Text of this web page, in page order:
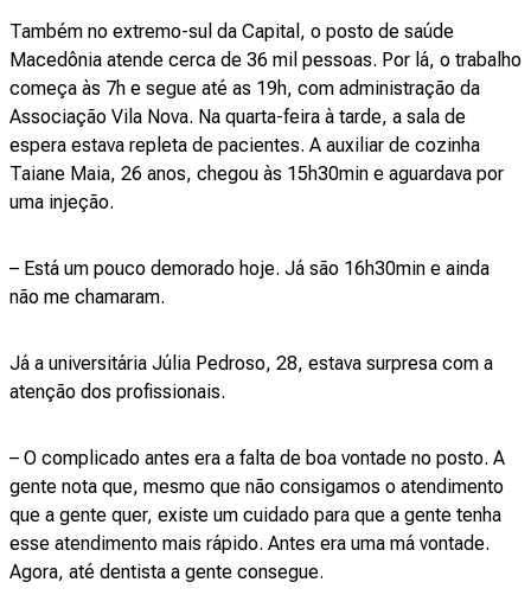
Também no extremo-sul da Capital, o posto de saúde
Macedônia atende cerca de 36 mil pessoas. Por lá, o trabalho
começa às 7h e segue até as 19h, com administração da
Associação Vila Nova. Na quarta-feira à tarde, a sala de
espera estava repleta de pacientes. A auxiliar de cozinha
Taiane Maia, 26 anos, chegou às 15h30min e aguardava por
uma injeção.
– Está um pouco demorado hoje. Já são 16h30min e ainda
não me chamaram.
Já a universitária Júlia Pedroso, 28, estava surpresa com a
atenção dos profissionais.
– O complicado antes era a falta de boa vontade no posto. A
gente nota que, mesmo que não consigamos o atendimento
que a gente quer, existe um cuidado para que a gente tenha
esse atendimento mais rápido. Antes era uma má vontade.
Agora, até dentista a gente consegue.